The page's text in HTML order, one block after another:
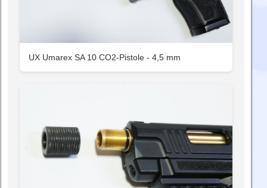
UX Umarex SA 10 CO2-Pistole - 4,5 mm